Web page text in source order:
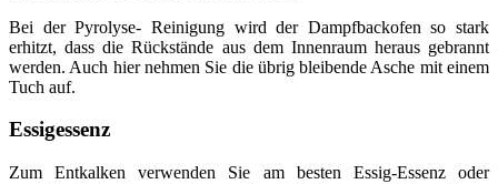
Bei der Pyrolyse- Reinigung wird der Dampfbackofen so stark
erhitzt, dass die Rückstände aus dem Innenraum heraus gebrannt
werden. Auch hier nehmen Sie die übrig bleibende Asche mit einem
Tuch auf.
Essigessenz
Zum Entkalken verwenden Sie am besten Essig-Essenz oder